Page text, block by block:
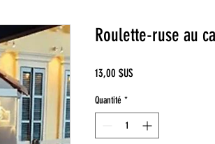
Roulette-ruse au
13,00 $US
Quantité *